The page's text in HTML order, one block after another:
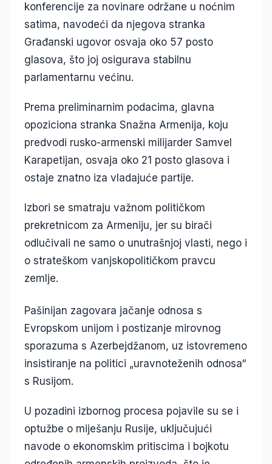
konferencije za novinare održane u noćnim
satima, navodeći da njegova stranka
Građanski ugovor osvaja oko 57 posto
glasova, što joj osigurava stabilnu
parlamentarnu većinu.
Prema preliminarnim podacima, glavna
opoziciona stranka Snažna Armenija, koju
predvodi rusko-armenski milijarder Samvel
Karapetijan, osvaja oko 21 posto glasova i
ostaje znatno iza vladajuće partije.
Izbori se smatraju važnom političkom
prekretnicom za Armeniju, jer su birači
odlučivali ne samo o unutrašnjoj vlasti, nego i
o strateškom vanjskopolitičkom pravcu
zemlje.
Pašinijan zagovara jačanje odnosa s
Evropskom unijom i postizanje mirovnog
sporazuma s Azerbejdžanom, uz istovremeno
insistiranje na politici „uravnoteženih odnosa“
s Rusijom.
U pozadini izbornog procesa pojavile su se i
optužbe o miješanju Rusije, uključujući
navode o ekonomskim pritiscima i bojkotu